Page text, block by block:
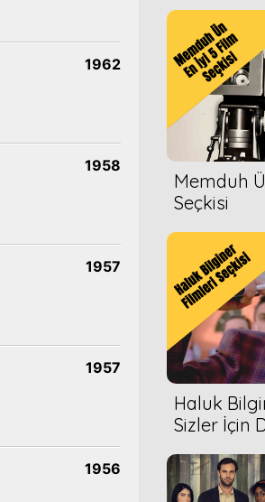
1962
1958
1957
1957
1956
Memduh
Seçkisi
Haluk
Sizler İçin